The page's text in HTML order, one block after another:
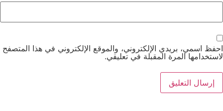
احفظ اسمي، بريدي الإلكتروني، والموقع الإلكتروني في هذا المتصفح
لاستخدامها المرة المقبلة في تعليقي.